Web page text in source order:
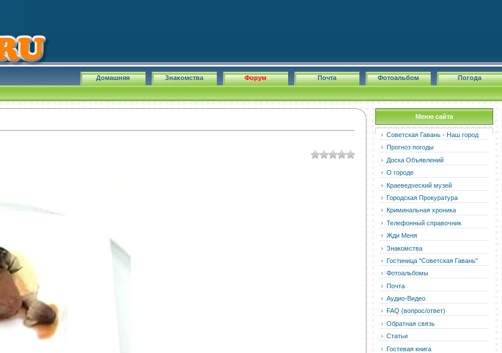
Погода
Фотоальбом
Почта
Форум
Знакомства
Домашняя
Меню сайта
Советская Гавань - Наш город
Прогноз погоды
Доска Объявлений
О городе
Краеведческий музей
Городская Прокуратура
Криминальная хроника
Телефонный справочник
Жди Меня
Знакомства
Гостиница "Советская Гавань"
Фотоальбомы
Почта
Аудио-Видео
FAQ (вопрос/ответ)
Обратная связь
Статьи
Гостевая книга